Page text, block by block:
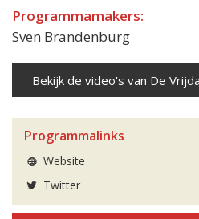
Programmamakers:
Sven Brandenburg
Bekijk de video's van De
Programmalinks
Website
Twitter